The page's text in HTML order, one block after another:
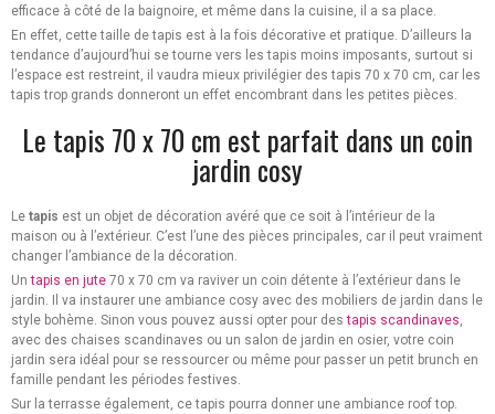
efficace à côté de la baignoire, et même dans la cuisine, il a sa place.
En effet, cette taille de tapis est à la fois décorative et pratique. D’ailleurs la
tendance d’aujourd’hui se tourne vers les tapis moins imposants, surtout si
l’espace est restreint, il vaudra mieux privilégier des tapis 70 x 70 cm, car les
tapis trop grands donneront un effet encombrant dans les petites pièces.
Le tapis 70 x 70 cm est parfait dans un coin
jardin cosy
Le tapis est un objet de décoration avéré que ce soit à l’intérieur de la
maison ou à l’extérieur. C’est l’une des pièces principales, car il peut vraiment
changer l’ambiance de la décoration.
Untapis en jute 70 x 70 cm va raviver un coin détente à l’extérieur dans le
jardin. Il va instaurer une ambiance cosy avec des mobiliers de jardin dans le
style bohème. Sinon vous pouvez aussi opter pour destapis scandinaves
avec des chaises scandinaves ou un salon de jardin en osier, votre coin
jardin sera idéal pour se ressourcer ou même pour passer un petit brunch en
famille pendant les périodes festives.
Sur la terrasse également, ce tapis pourra donner une ambiance roof top.